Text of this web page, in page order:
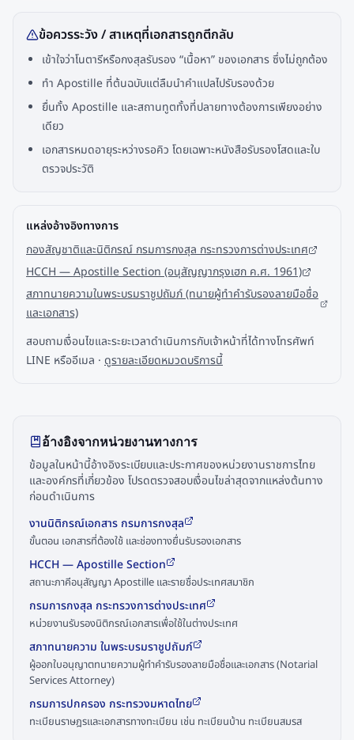
ข้อควรระวัง / สาเหตุที่เอกสารถูกตีกลับ
เข้าใจว่าโนตารีหรือกงสุลรับรอง “เนื้อหา” ของเอกสาร ซึ่งไม่ถูกต้อง
ทำ Apostille ที่ต้นฉบับแต่ลืมนำคำแปลไปรับรองด้วย
ยื่นทั้ง Apostille และสถานทูตทั้งที่ปลายทางต้องการเพียงอย่าง
เดียว
เอกสารหมดอายุระหว่างรอคิว โดยเฉพาะหนังสือรับรองโสดและใบ
ตรวจประวัติ
แหล่งอ้างอิงทางการ
กองสัญชาติและนิติกรณ์ กรมการกงสุล กระทรวงการต่างประเทศ
HCCH — Apostille Section (อนุสัญญากรุงเฮก ค.ศ. 1961)
สภาทนายความในพระบรมราชูปถัมภ์ (ทนายผู้ทำคำรับรองลายมือชื่อ
และเอกสาร)
สอบถามเงื่อนไขและระยะเวลาดำเนินการกับเจ้าหน้าที่ได้ทางโทรศัพท์
LINE หรืออีเมล · ดูรายละเอียดหมวดบริการนี้
อ้างอิงจากหน่วยงานทางการ
ข้อมูลในหน้านี้อ้างอิงระเบียบและประกาศของหน่วยงานราชการไทย
และองค์กรที่เกี่ยวข้อง โปรดตรวจสอบเงื่อนไขล่าสุดจากแหล่งต้นทาง
ก่อนดำเนินการ
งานนิติกรณ์เอกสาร กรมการกงสุล
ขั้นตอน เอกสารที่ต้องใช้ และช่องทางยื่นรับรองเอกสาร
HCCH — Apostille Section
สถานะภาคีอนุสัญญา Apostille และรายชื่อประเทศสมาชิก
กรมการกงสุล กระทรวงการต่างประเทศ
หน่วยงานรับรองนิติกรณ์เอกสารเพื่อใช้ในต่างประเทศ
สภาทนายความ ในพระบรมราชูปถัมภ์
ผู้ออกใบอนุญาตทนายความผู้ทำคำรับรองลายมือชื่อและเอกสาร (Notarial
Services Attorney)
กรมการปกครอง กระทรวงมหาดไทย
ทะเบียนราษฎรและเอกสารทางทะเบียน เช่น ทะเบียนบ้าน ทะเบียนสมรส